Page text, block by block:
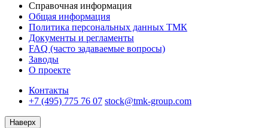
Справочная информация
Общая информация
Политика персональных данных ТМК
Документы и регламенты
FAQ (часто задаваемые вопросы)
Заводы
О проекте
Контакты
+7 (495) 775 76 07 stock@tmk-group.com
Наверх